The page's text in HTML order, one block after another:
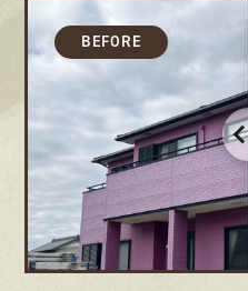
募集要項
先輩インタビュー
エントリー
有資格者が、無料建